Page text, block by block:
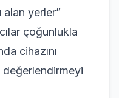
yerler”
çoğunlukla
cihazını